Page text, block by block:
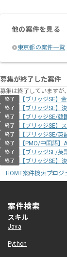
他の案件を見る
東京都の案件一覧
募集が終了した案件
募集は終了していますが
終了 【ブリッジSE】
終了 【ブリッジSE】
終了 【ブリッジSE/
終了 【ブリッジSE】
終了 【ブリッジSE/
終了 【PMO/中国語】
終了 【ブリッジSE/
終了
【ブリッジSE】
HOME案件検索プロジ
案件検索
スキル
Java
Python